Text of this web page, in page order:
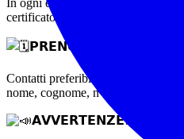
certificato BLS (Base Life Support).
𝗣𝗥𝗘𝗡𝗢𝗧𝗔𝗭𝗜𝗢𝗡𝗜
Contatti preferibilmente tramite
nome, cognome, n° di tessera
𝗔𝗩𝗩𝗘𝗥𝗧𝗘𝗡𝗭𝗘!